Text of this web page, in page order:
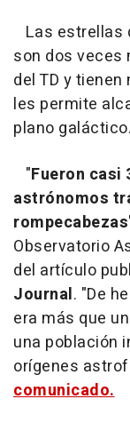
Las estrellas
son dos veces
del TD y
les permite
plano galáctico.
"Fueron casi
astrónomos
rompecabezas
Observatorio
del artículo
Journal. "De
era más que
una población
orígenes
comunicado.